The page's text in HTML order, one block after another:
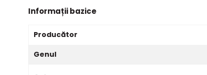
Informații bazice
Producător
Genul